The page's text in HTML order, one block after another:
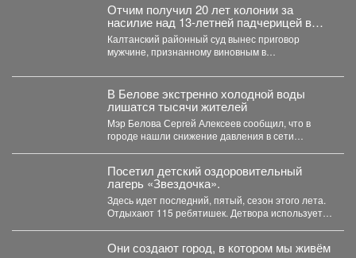
Отчим получил 20 лет колонии за
насилие над 13‑летней падчерицей в
Кузбассе
Калтанский районный суд вынес приговор
мужчине, признанному виновным в
неприкосновенности малолетней девочки....
В Белове экстренно холодной воды
лишатся тысячи жителей
Мэр Белова Сергей Алексеев сообщил, что в
городе нашли снижение давления в сети
Посетил детский оздоровительный
лагерь «Звездочка».
Здесь идет последний, пятый, сезон этого лета.
Отдыхают 115 ребятишек. Детвора использует
Они создают город, в котором мы живём